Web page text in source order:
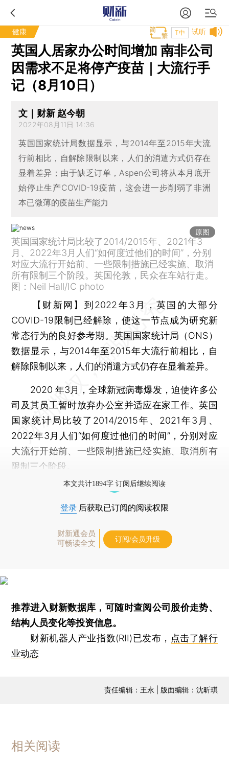
健康 试听
T中
英国人居家办公时间增加 南非公司
因需求不足将停产疫苗｜大流行手
记（8月10日）
文｜财新 赵今朝
2022年08月11日 14:36
英国国家统计局数据显示，与2014年至2015年大流
行前相比，自解除限制以来，人们的消遣方式仍存在
显着差异；由于缺乏订单，Aspen公司将从本月底开
始停止生产COVID-19疫苗，这会进一步削弱了非洲
本已微薄的疫苗生产能力
原图
英国国家统计局比较了2014/2015年、2021年3
月、2022年3月人们“如何度过他们的时间”，分别
对应大流行开始前、一些限制措施已经实施、取消
所有限制三个阶段。英国伦敦，民众在车站行走。
图：Neil Hall/IC photo
【财新网】 到2022年3月，英国的大部分
COVID-19限制已经解除，使这一节点成为研究新
常态行为的良好参考期。英国国家统计局（ONS）
数据显示，与2014年至2015年大流行前相比，自
解除限制以来，人们的消遣方式仍存在显着差异。
2020 年3月，全球新冠病毒爆发，迫使许多公
司及其员工暂时放弃办公室并适应在家工作。英国
国家统计局比较了2014/2015年、2021年3月、
2022年3月人们“如何度过他们的时间”，分别对应
大流行开始前、一些限制措施已经实施、取消所有
限制三个阶段。
本文共计1894字 订阅后继续阅读
登录 后获取已订阅的阅读权限
财新通会员
可畅读全文
订阅/会员升级
推荐进入财新数据库 ，可随时查阅公司股价走势、
结构人员变化等投资信息。
财新机器人产业指数(RII)已发布， 点击了解行
业动态
责任编辑：王永 | 版面编辑：沈昕琪
相关阅读